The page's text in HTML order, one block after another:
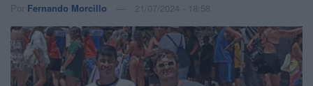
Por Fernando Morcillo 21/07/2024 - 18:58